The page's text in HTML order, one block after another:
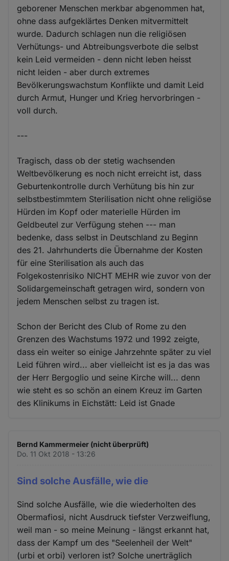
geborener Menschen merkbar abgenommen hat,
ohne dass aufgeklärtes Denken mitvermittelt
wurde. Dadurch schlagen nun die religiösen
Verhütungs- und Abtreibungsverbote die selbst
kein Leid vermeiden - denn nicht leben heisst
nicht leiden - aber durch extremes
Bevölkerungswachstum Konflikte und damit Leid
durch Armut, Hunger und Krieg hervorbringen -
voll durch.
---
Tragisch, dass ob der stetig wachsenden
Weltbevölkerung es noch nicht erreicht ist, dass
Geburtenkontrolle durch Verhütung bis hin zur
selbstbestimmtem Sterilisation nicht ohne religiöse
Hürden im Kopf oder materielle Hürden im
Geldbeutel zur Verfügung stehen --- man
bedenke, dass selbst in Deutschland zu Beginn
des 21. Jahrhunderts die Übernahme der Kosten
für eine Sterilisation als auch das
Folgekostenrisiko NICHT MEHR wie zuvor von der
Solidargemeinschaft getragen wird, sondern von
jedem Menschen selbst zu tragen ist.
Schon der Bericht des Club of Rome zu den
Grenzen des Wachstums 1972 und 1992 zeigte,
dass ein weiter so einige Jahrzehnte später zu viel
Leid führen wird... aber vielleicht ist es ja das was
der Herr Bergoglio und seine Kirche will... denn
wie steht es so schön an einem Kreuz im Garten
des Klinikums in Eichstätt: Leid ist Gnade
Bernd Kammermeier (nicht überprüft)
Do. 11 Okt 2018 - 13:26
Sind solche Ausfälle, wie die
Sind solche Ausfälle, wie die wiederholten des
Obermafiosi, nicht Ausdruck tiefster Verzweiflung,
weil man - so meine Meinung - längst erkannt hat,
dass der Kampf um des "Seelenheil der Welt"
(urbi et orbi) verloren ist? Solche unerträglich